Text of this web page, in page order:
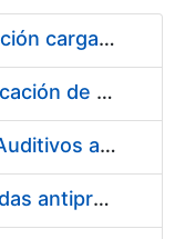
Pliego condiciones optimización cargas compras firmado
Acuerdo marco para la fabricación de piezas
Suministro de Protectores Auditivos a medida para las personas trabajadoras de los Centros de Trabajo de Madrid y Burgos
Suministro de gafas graduadas antiproyecciones para los trabajadores de la FNMT-RCM en los centros de trabajo de Madrid y Burgos